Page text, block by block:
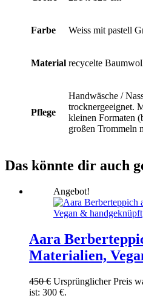
Farbe Weiss mit pastell
Material recycelte
Pflege
Handwäsche /
trocknergeeignet.
kleinen Formaten
großen Trommeln
Das könnte dir auch
Angebot!
Aara
Materialien,
450€ Ursprünglicher Preis
ist: 300 €.